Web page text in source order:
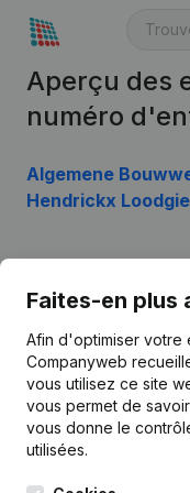
Aperçu des
numéro
Algemene
Hendrickx
Faites-en plus
Afin d'optimiser votre
Companyweb
vous utilisez ce site
vous permet de
vous donne le
utilisées.
Français
Kantorenpark Everest
248D,